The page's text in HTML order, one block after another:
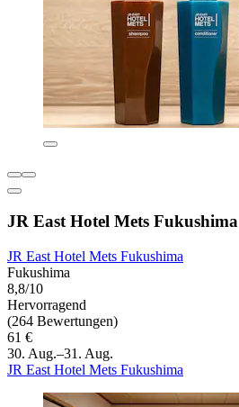
JR East Hotel Mets Fukushima
JR East Hotel Mets Fukushima
Fukushima
8,8/10
Hervorragend
(264 Bewertungen)
61 €
30. Aug.–31. Aug.
JR East Hotel Mets Fukushima